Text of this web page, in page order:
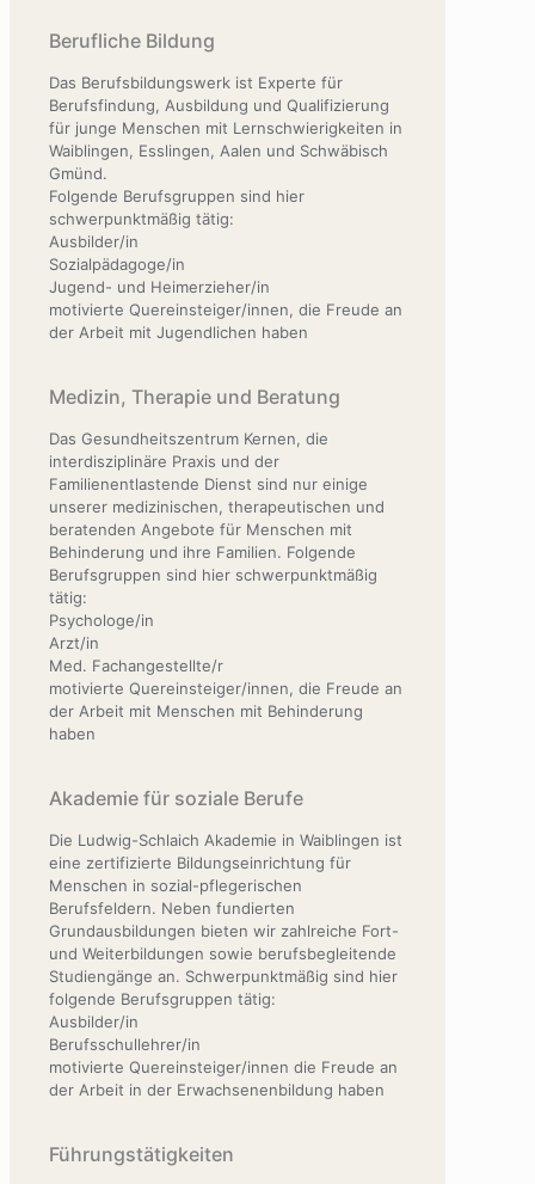
Berufliche Bildung
Das Berufsbildungswerk ist Experte für
Berufsfindung, Ausbildung und Qualifizierung
für junge Menschen mit Lernschwierigkeiten in
Waiblingen, Esslingen, Aalen und Schwäbisch
Gmünd.
Folgende Berufsgruppen sind hier
schwerpunktmäßig tätig:
Ausbilder/in
Sozialpädagoge/in
Jugend- und Heimerzieher/in
motivierte Quereinsteiger/innen, die Freude an
der Arbeit mit Jugendlichen haben
Medizin, Therapie und Beratung
Das Gesundheitszentrum Kernen, die
interdisziplinäre Praxis und der
Familienentlastende Dienst sind nur einige
unserer medizinischen, therapeutischen und
beratenden Angebote für Menschen mit
Behinderung und ihre Familien. Folgende
Berufsgruppen sind hier schwerpunktmäßig
tätig:
Psychologe/in
Arzt/in
Med. Fachangestellte/r
motivierte Quereinsteiger/innen, die Freude an
der Arbeit mit Menschen mit Behinderung
haben
Akademie für soziale Berufe
Die Ludwig-Schlaich Akademie in Waiblingen ist
eine zertifizierte Bildungseinrichtung für
Menschen in sozial-pflegerischen
Berufsfeldern. Neben fundierten
Grundausbildungen bieten wir zahlreiche Fort-
und Weiterbildungen sowie berufsbegleitende
Studiengänge an. Schwerpunktmäßig sind hier
folgende Berufsgruppen tätig:
Ausbilder/in
Berufsschullehrer/in
motivierte Quereinsteiger/innen die Freude an
der Arbeit in der Erwachsenenbildung haben
Führungstätigkeiten